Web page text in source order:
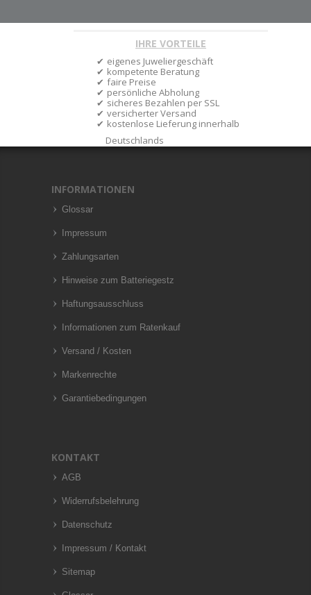
IHRE VORTEILE
eigenes Juweliergeschäft
kompetente Beratung
faire Preise
persönliche Abholung
sicheres Bezahlen per SSL
versicherter Versand
kostenlose Lieferung innerhalb
Deutschlands
INFORMATIONEN
Glossar
Impressum
Zahlungsarten
Hinweise zum Batteriegestz
Haftungsausschluss
Informationen zum Ratenkauf
Versand / Kosten
Markenrechte
Garantiebedingungen
KONTAKT
AGB
Widerrufsbelehrung
Datenschutz
Impressum / Kontakt
Sitemap